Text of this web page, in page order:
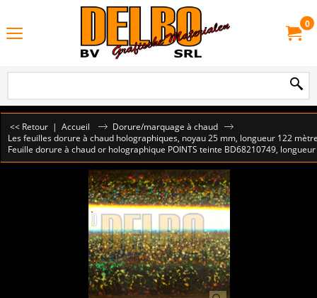
0
<< Retour | Accueil
Dorure/marquage à chaud
Les feuilles dorure à chaud holographiques, noyau 25 mm, longueur 122
Feuille dorure à chaud or holographique POINTS teinte BD68210749,